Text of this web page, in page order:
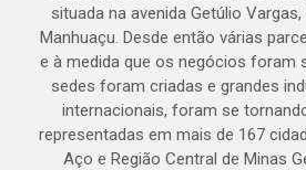
situada na avenida Getúlio
Manhuaçu. Desde então várias
e à medida que os negócios foram
sedes foram criadas e grandes
internacionais, foram se
representadas em mais de 167
Aço e Região Central de Minas